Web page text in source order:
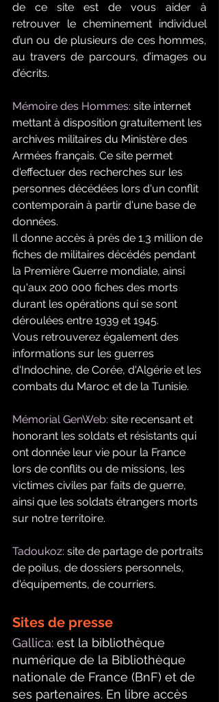
de ce site est de vous aider à
retrouver le cheminement individuel
d’un ou de plusieurs de ces hommes,
au travers de parcours, d’images ou
d’écrits.
Mémoire des Hommes: site internet
mettant à disposition gratuitement les
archives militaires du Ministère des
Armées français. Ce site permet
d'effectuer des recherches sur les
personnes décédées lors d'un conflit
contemporain à partir d'une base de
données.
Il donne accès à près de 1.3 million de
fiches de militaires décédés pendant
la Première Guerre mondiale, ainsi
qu'aux 200 000 fiches des morts
durant les opérations qui se sont
déroulées entre 1939 et 1945.
Vous retrouverez également des
informations sur les guerres
d'Indochine, de Corée, d'Algérie et les
combats du Maroc et de la Tunisie.
Mémorial GenWeb: site recensant et
honorant les soldats et résistants qui
ont donnée leur vie pour la France
lors de conflits ou de missions, les
victimes civiles par faits de guerre,
ainsi que les soldats étrangers morts
sur notre territoire.
Tadoukoz: site de partage de portraits
de poilus, de dossiers personnels,
d'équipements, de courriers.
Sites de presse
Gallica: est la bibliothèque
numérique de la Bibliothèque
nationale de France (BnF) et de
ses partenaires. En libre accès